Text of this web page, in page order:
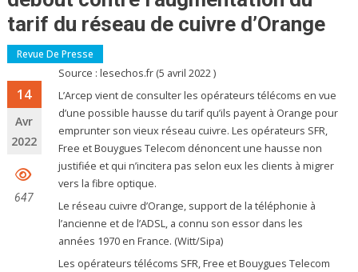
tarif du réseau de cuivre d’Orange
Revue De Presse
14
Avr
2022
647
Source : lesechos.fr (5 avril 2022 )
L’Arcep vient de consulter les opérateurs télécoms en vue
d’une possible hausse du tarif qu’ils payent à Orange pour
emprunter son vieux réseau cuivre. Les opérateurs SFR,
Free et Bouygues Telecom dénoncent une hausse non
justifiée et qui n’incitera pas selon eux les clients à migrer
vers la fibre optique.
Le réseau cuivre d’Orange, support de la téléphonie à
l’ancienne et de l’ADSL, a connu son essor dans les
années 1970 en France. (Witt/Sipa)
Les opérateurs télécoms SFR, Free et Bouygues Telecom